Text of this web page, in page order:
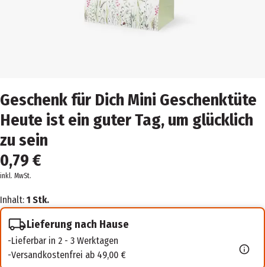
Geschenk für Dich Mini Geschenktüte
Heute ist ein guter Tag, um glücklich
zu sein
0,79 €
inkl. MwSt.
Inhalt: 1 Stk.
Lieferung nach Hause
Lieferbar in 2 - 3 Werktagen
Versandkostenfrei ab 49,00 €